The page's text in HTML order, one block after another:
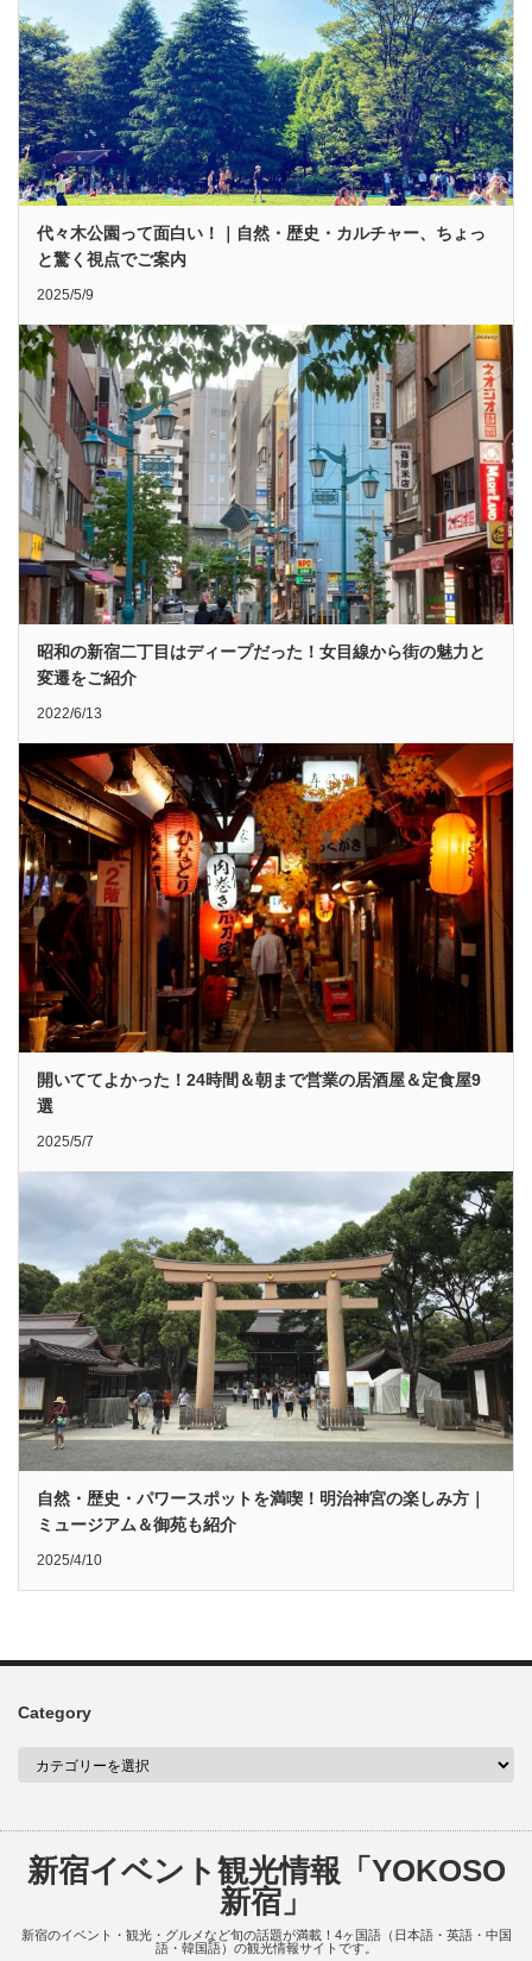
代々木公園って面白い！｜自然・歴史・カルチャー、ちょっ
と驚く視点でご案内
2025/5/9
昭和の新宿二丁目はディープだった！女目線から街の魅力と
変遷をご紹介
2022/6/13
開いててよかった！24時間＆朝まで営業の居酒屋＆定食屋9
選
2025/5/7
自然・歴史・パワースポットを満喫！明治神宮の楽しみ方｜
ミュージアム＆御苑も紹介
2025/4/10
Category
新宿イベント観光情報「YOKOSO
新宿」
新宿のイベント・観光・グルメなど旬の話題が満載！4ヶ国語（日本語・英語・中国
語・韓国語）の観光情報サイトです。